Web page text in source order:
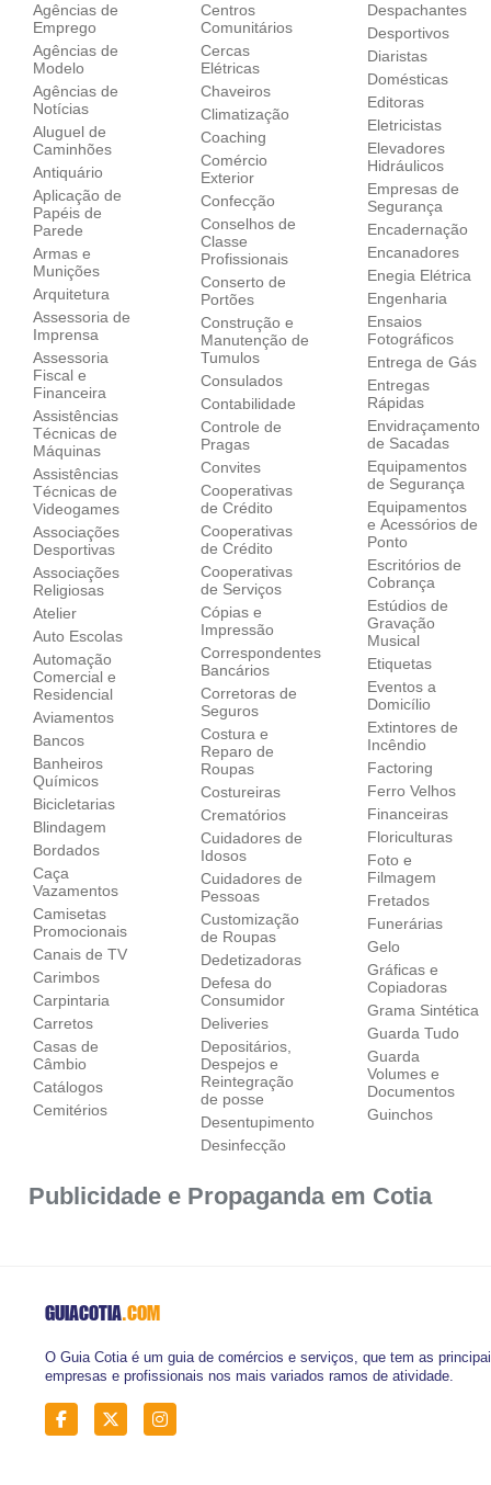
Agências de
Emprego
Agências de
Modelo
Agências de
Notícias
Aluguel de
Caminhões
Antiquário
Aplicação de
Papéis de
Parede
Armas e
Munições
Arquitetura
Assessoria de
Imprensa
Assessoria
Fiscal e
Financeira
Assistências
Técnicas de
Máquinas
Assistências
Técnicas de
Videogames
Associações
Desportivas
Associações
Religiosas
Atelier
Auto Escolas
Automação
Comercial e
Residencial
Aviamentos
Bancos
Banheiros
Químicos
Bicicletarias
Blindagem
Bordados
Caça
Vazamentos
Camisetas
Promocionais
Canais de TV
Carimbos
Carpintaria
Carretos
Casas de
Câmbio
Catálogos
Cemitérios
Centros
Comunitários
Cercas
Elétricas
Chaveiros
Climatização
Coaching
Comércio
Exterior
Confecção
Conselhos de
Classe
Profissionais
Conserto de
Portões
Construção e
Manutenção de
Tumulos
Consulados
Contabilidade
Controle de
Pragas
Convites
Cooperativas
de Crédito
Cooperativas
de Crédito
Cooperativas
de Serviços
Cópias e
Impressão
Correspondentes
Bancários
Corretoras de
Seguros
Costura e
Reparo de
Roupas
Costureiras
Crematórios
Cuidadores de
Idosos
Cuidadores de
Pessoas
Customização
de Roupas
Dedetizadoras
Defesa do
Consumidor
Deliveries
Depositários,
Despejos e
Reintegração
de posse
Desentupimento
Desinfecção
Despachantes
Desportivos
Diaristas
Domésticas
Editoras
Eletricistas
Elevadores
Hidráulicos
Empresas de
Segurança
Encadernação
Encanadores
Enegia Elétrica
Engenharia
Ensaios
Fotográficos
Entrega de Gás
Entregas
Rápidas
Envidraçamento
de Sacadas
Equipamentos
de Segurança
Equipamentos
e Acessórios de
Ponto
Escritórios de
Cobrança
Estúdios de
Gravação
Musical
Etiquetas
Eventos a
Domicílio
Extintores de
Incêndio
Factoring
Ferro Velhos
Financeiras
Floriculturas
Foto e
Filmagem
Fretados
Funerárias
Gelo
Gráficas e
Copiadoras
Grama Sintética
Guarda Tudo
Guarda
Volumes e
Documentos
Guinchos
Publicidade e Propaganda em Cotia
GUIACOTIA.COM
O Guia Cotia é um guia de comércios e serviços, que tem as
empresas e profissionais nos mais variados ramos de atividade.